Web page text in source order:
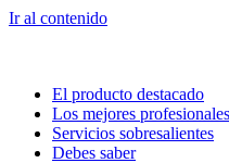
Ir al contenido
El producto destacado
Los mejores profesionales
Servicios sobresalientes
Debes saber